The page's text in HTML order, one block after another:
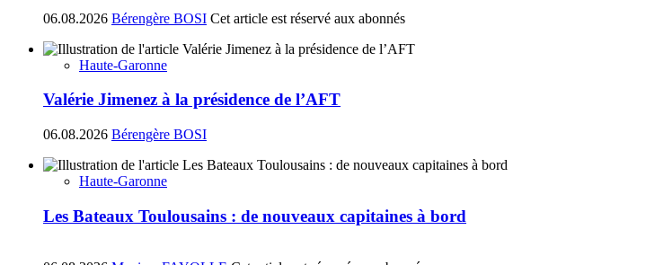
06.08.2026 Bérengère BOSI Cet article est réservé aux abonnés
Haute-Garonne
Valérie Jimenez à la présidence de l’AFT
06.08.2026 Bérengère BOSI
Haute-Garonne
Les Bateaux Toulousains : de nouveaux capitaines à bord